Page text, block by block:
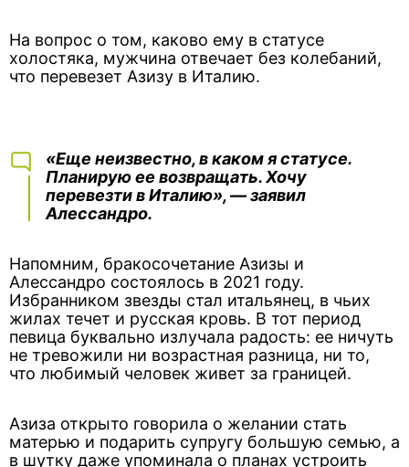
На вопрос о том, каково ему в статусе
холостяка, мужчина отвечает без колебаний,
что перевезет Азизу в Италию.
«Еще неизвестно, в каком я статусе.
Планирую ее возвращать. Хочу
перевезти в Италию», — заявил
Алессандро.
Напомним, бракосочетание Азизы и
Алессандро состоялось в 2021 году.
Избранником звезды стал итальянец, в чьих
жилах течет и русская кровь. В тот период
певица буквально излучала радость: ее ничуть
не тревожили ни возрастная разница, ни то,
что любимый человек живет за границей.
Азиза открыто говорила о желании стать
матерью и подарить супругу большую семью, а
в шутку даже упоминала о планах устроить